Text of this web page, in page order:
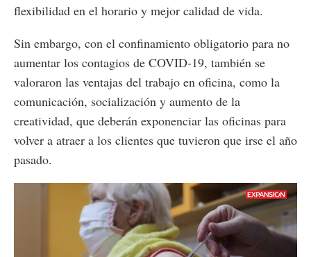
flexibilidad en el horario y mejor calidad de vida.
Sin embargo, con el confinamiento obligatorio para no
aumentar los contagios de COVID-19, también se
valoraron las ventajas del trabajo en oficina, como la
comunicación, socialización y aumento de la
creatividad, que deberán exponenciar las oficinas para
volver a atraer a los clientes que tuvieron que irse el año
pasado.